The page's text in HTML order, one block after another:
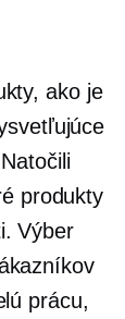
ako je
produkty
Výber
prácu,